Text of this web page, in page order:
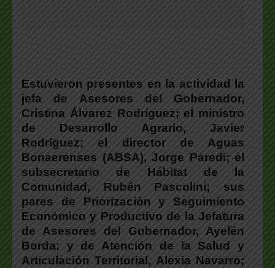
Estuvieron presentes en la actividad la
jefa de Asesores del Gobernador,
Cristina Álvarez Rodríguez; el ministro
de Desarrollo Agrario, Javier
Rodríguez; el director de Aguas
Bonaerenses (ABSA), Jorge Paredi; el
subsecretario de Hábitat de la
Comunidad, Rubén Pascolini; sus
pares de Priorización y Seguimiento
Económico y Productivo de la Jefatura
de Asesores del Gobernador, Ayelén
Borda; y de Atención de la Salud y
Articulación Territorial, Alexia Navarro;